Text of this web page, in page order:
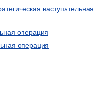
наступательная
операция
операция